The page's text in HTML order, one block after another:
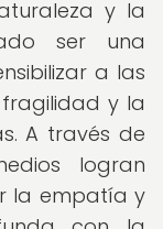
y la
ser una
a las
y la
A través de
logran
la empatía y